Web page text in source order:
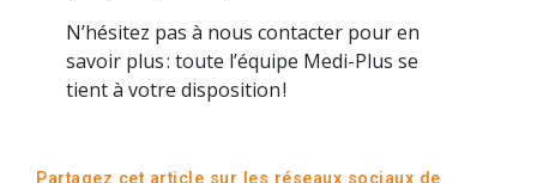
N’hésitez pas à nous contacter pour en
savoir plus : toute l’équipe Medi-Plus se
tient à votre disposition !